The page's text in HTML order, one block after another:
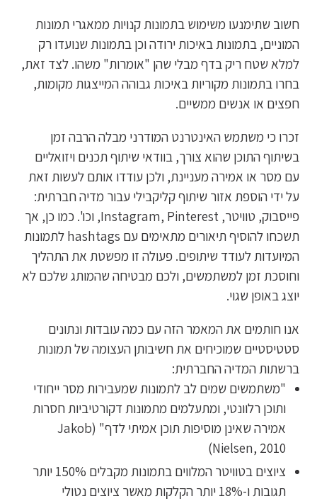
חשוב שתימנעו משימוש בתמונות קנויות ממאגרי תמונות
המוניים, בתמונות באיכות ירודה וכן בתמונות שנועדו רק
למלא שטח ריק בדף מבלי שהן "אומרות" משהו. לצד זאת,
בחרו בתמונות מקוריות באיכות גבוהה המייצגות מקומות,
חפצים או אנשים ממשיים.
זכרו כי משתמש האינטרנט המודרני מבלה הרבה זמן
בשיתוף התוכן שהוא צורך, בוודאי שיתוף תכנים ויזואליים
עם מסר או אמירה מעניינת, ולכן עודדו אותם לעשות זאת
על ידי הוספת אזור שיתוף קליקבילי עבור מדיה חברתית:
פייסבוק, טוויטר, Instagram, Pinterest, וכו'. כמו כן, אך
תשכחו להוסיף תיאורים מתאימים עם hashtags לתמונות
המיועדות לעודד שיתופים. פעולה זו מפשטת את התהליך
וחוסכת זמן למשתמשים, ולכם מבטיחה שהמותג שלכם לא
יוצג באופן שגוי.
אנו חותמים את המאמר הזה עם כמה עובדות ונתונים
סטטיסטיים שמוכיחים את חשיבותן העצומה של תמונות
ברשתות המדיה החברתית:
"משתמשים שמים לב לתמונות שמעבירות מסר ייחודי
ותוכן רלוונטי, ומתעלמים מתמונות דקורטיביות חסרות
אמירה שאינן מוסיפות תוכן אמיתי לדף" (Jakob
Nielsen, 2010)
ציוצים בטוויטר המלווים בתמונות מקבלים 150% יותר
תגובות ו-18% יותר הקלקות מאשר ציוצים נטולי